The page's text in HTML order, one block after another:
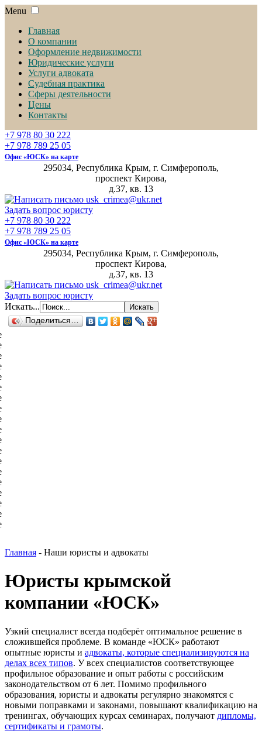
Menu
Главная
О компании
Оформление недвижимости
Юридические услуги
Услуги адвоката
Судебная практика
Сферы деятельности
Цены
Контакты
+7 978 80 30 222
+7 978 789 25 05
Офис «ЮСК» на карте
295034, Республика Крым, г. Симферополь,
проспект Кирова,
д.37, кв. 13
Задать вопрос юристу
+7 978 80 30 222
+7 978 789 25 05
Офис «ЮСК» на карте
295034, Республика Крым, г. Симферополь,
проспект Кирова,
д.37, кв. 13
Задать вопрос юристу
Искать...
Поделиться…
Главная - Наши юристы и адвокаты
Юристы крымской
компании «ЮСК»
Узкий специалист всегда подберёт оптимальное решение в
сложившейся проблеме. В команде «ЮСК» работают
опытные юристы и адвокаты, которые специализируются на
делах всех типов. У всех специалистов соответствующее
профильное образование и опыт работы с российским
законодательством от 6 лет. Помимо профильного
образования, юристы и адвокаты регулярно знакомятся с
новыми поправками и законами, повышают квалификацию на
тренингах, обучающих курсах семинарах, получают дипломы,
сертификаты и грамоты.